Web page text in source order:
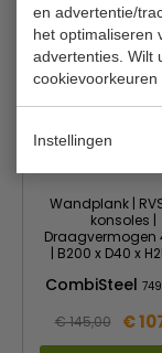
en advertentie/
het optimaliseren
advertenties. Wilt
cookievoorkeuren
Instellingen
Wandplank |
konsoles |
Draagvermogen
| B200 x D40 x
CombiSteel
€ 145,00 €